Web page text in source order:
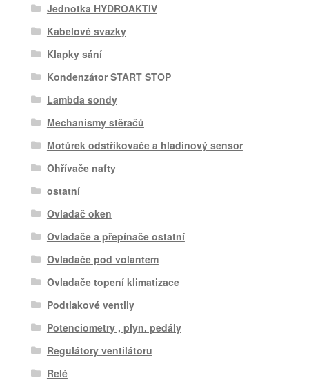
Jednotka HYDROAKTIV
Kabelové svazky
Klapky sání
Kondenzátor START STOP
Lambda sondy
Mechanismy stěračů
Motůrek odstřikovače a hladinový sensor
Ohřívače nafty
ostatní
Ovladač oken
Ovladače a přepínače ostatní
Ovladače pod volantem
Ovladače topení klimatizace
Podtlakové ventily
Potenciometry , plyn. pedály
Regulátory ventilátoru
Relé